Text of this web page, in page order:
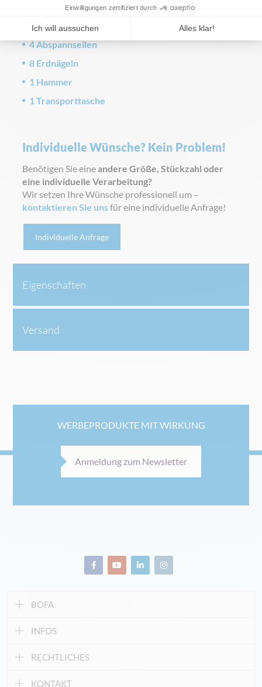
Das Set besteht aus:
4 Abspannseilen
8 Erdnägeln
1 Hammer
1 Transporttasche
Individuelle Wünsche? Kein Problem!
Benötigen Sie eineandere Größe, Stückzahl oder
eine individuelle Verarbeitung?
Wir setzen Ihre Wünsche professionell um –
kontaktieren Sie unsfür eine individuelle Anfrage!
Individuelle Anfrage
Eigenschaften
Versand
WERBEPRODUKTE MIT WIRKUNG
Anmeldung zum Newsletter
BOFA
INFOS
RECHTLICHES
KONTAKT